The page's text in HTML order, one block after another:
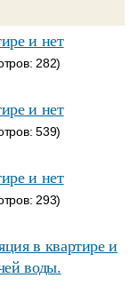
и нет
282)
и нет
539)
и нет
293)
в квартире и
воды.